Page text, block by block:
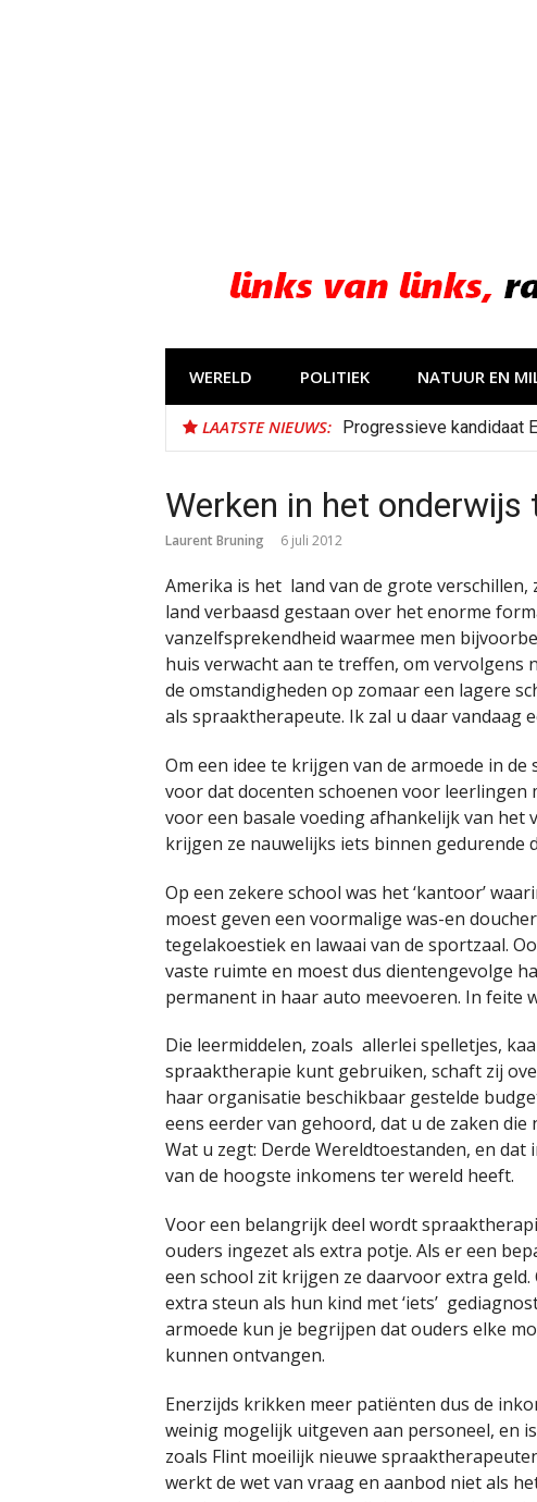
WERELD POLITIEK NATUUR EN
LAATSTE NIEUWS: Progressieve kandidaat
Werken in het
Laurent Bruning 6 juli 2012
Amerika is het land van de grote verschillen,
land verbaasd gestaan over het enorme
vanzelfsprekendheid waarmee men
huis verwacht aan te treffen, om
de omstandigheden op zomaar een lagere
als spraaktherapeute. Ik zal u daar vandaag
Om een idee te krijgen van de armoede in
voor dat docenten schoenen voor leerlingen
voor een basale voeding afhankelijk van het
krijgen ze nauwelijks iets binnen gedurende
Op een zekere school was het ‘kantoor’
moest geven een voormalige was-en
tegelakoestiek en lawaai van de sportzaal.
vaste ruimte en moest dus dientengevolge
permanent in haar auto meevoeren. In feite
Die leermiddelen, zoals allerlei spelletjes,
spraaktherapie kunt gebruiken, schaft zij
haar organisatie beschikbaar gestelde
eens eerder van gehoord, dat u de zaken
Wat u zegt: Derde Wereldtoestanden, en dat
van de hoogste inkomens ter wereld heeft.
Voor een belangrijk deel wordt
ouders ingezet als extra potje. Als er een
een school zit krijgen ze daarvoor extra
extra steun als hun kind met ‘iets’
armoede kun je begrijpen dat ouders elke
kunnen ontvangen.
Enerzijds krikken meer patiënten dus de
weinig mogelijk uitgeven aan personeel, en
zoals Flint moeilijk nieuwe
werkt de wet van vraag en aanbod niet als